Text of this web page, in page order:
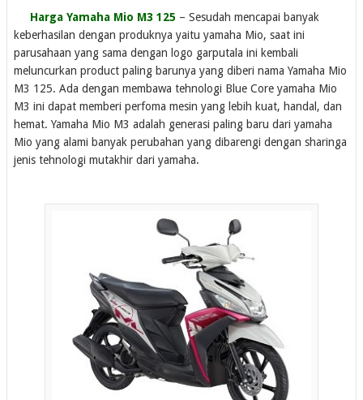
Harga Yamaha Mio M3 125 – Sesudah mencapai banyak
keberhasilan dengan produknya yaitu yamaha Mio, saat ini
parusahaan yang sama dengan logo garputala ini kembali
meluncurkan product paling barunya yang diberi nama Yamaha Mio
M3 125. Ada dengan membawa tehnologi Blue Core yamaha Mio
M3 ini dapat memberi perfoma mesin yang lebih kuat, handal, dan
hemat. Yamaha Mio M3 adalah generasi paling baru dari yamaha
Mio yang alami banyak perubahan yang dibarengi dengan sharinga
jenis tehnologi mutakhir dari yamaha.